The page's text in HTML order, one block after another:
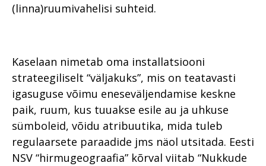
(linna)ruumivahelisi suhteid.
Kaselaan nimetab oma installatsiooni
strateegiliselt “väljakuks”, mis on teatavasti
igasuguse võimu eneseväljendamise keskne
paik, ruum, kus tuuakse esile au ja uhkuse
sümboleid, võidu atribuutika, mida tuleb
regulaarsete paraadide jms näol utsitada. Eesti
NSV “hirmugeograafia” kõrval viitab “Nukkude